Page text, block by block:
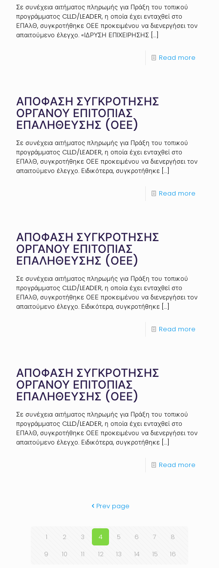
Σε συνέχεια αιτήματος πληρωμής για Πράξη του τοπικού
προγράμματος CLLD/LEADER, η οποία έχει ενταχθεί στο
ΕΠΑλΘ, συγκροτήθηκε ΟΕΕ προκειμένου να διενεργήσει τον
απαιτούμενο έλεγχο. «ΙΔΡΥΣΗ ΕΠΙΧΕΙΡΗΣΗΣ […]
Read more
ΑΠΟΦΑΣΗ ΣΥΓΚΡΟΤΗΣΗΣ
ΟΡΓΑΝΟΥ ΕΠΙΤΟΠΙΑΣ
ΕΠΑΛΗΘΕΥΣΗΣ (ΟΕΕ)
Σε συνέχεια αιτήματος πληρωμής για Πράξη του τοπικού
προγράμματος CLLD/LEADER, η οποία έχει ενταχθεί στο
ΕΠΑλΘ, συγκροτήθηκε ΟΕΕ προκειμένου να διενεργήσει τον
απαιτούμενο έλεγχο. Ειδικότερα, συγκροτήθηκε […]
Read more
ΑΠΟΦΑΣΗ ΣΥΓΚΡΟΤΗΣΗΣ
ΟΡΓΑΝΟΥ ΕΠΙΤΟΠΙΑΣ
ΕΠΑΛΗΘΕΥΣΗΣ (ΟΕΕ)
Σε συνέχεια αιτήματος πληρωμής για Πράξη του τοπικού
προγράμματος CLLD/LEADER, η οποία έχει ενταχθεί στο
ΕΠΑλΘ, συγκροτήθηκε ΟΕΕ προκειμένου να διενεργήσει τον
απαιτούμενο έλεγχο. Ειδικότερα, συγκροτήθηκε […]
Read more
ΑΠΟΦΑΣΗ ΣΥΓΚΡΟΤΗΣΗΣ
ΟΡΓΑΝΟΥ ΕΠΙΤΟΠΙΑΣ
ΕΠΑΛΗΘΕΥΣΗΣ (ΟΕΕ)
Σε συνέχεια αιτήματος πληρωμής για Πράξη του τοπικού
προγράμματος CLLD/LEADER, η οποία έχει ενταχθεί στο
ΕΠΑλΘ, συγκροτήθηκε ΟΕΕ προκειμένου να διενεργήσει τον
απαιτούμενο έλεγχο. Ειδικότερα, συγκροτήθηκε […]
Read more
Prev page
1 2 3 4 5 6 7
8
9
10 11 12 13 14 15 16